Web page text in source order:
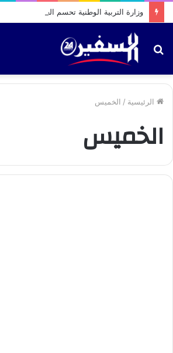
بحث
الرئيسية / الخميس
الخميس